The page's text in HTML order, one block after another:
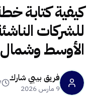
كيفية كتابة
للشركات
الأوسط وشمال
فريق بيبي شارك
9 مارس 2026